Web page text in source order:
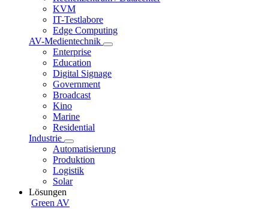
KVM
IT-Testlabore
Edge Computing
AV-Medientechnik
Enterprise
Education
Digital Signage
Government
Broadcast
Kino
Marine
Residential
Industrie
Automatisierung
Produktion
Logistik
Solar
Lösungen
Green AV